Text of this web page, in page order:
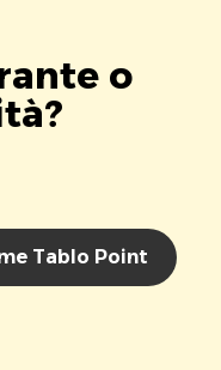
o
Tablo Point